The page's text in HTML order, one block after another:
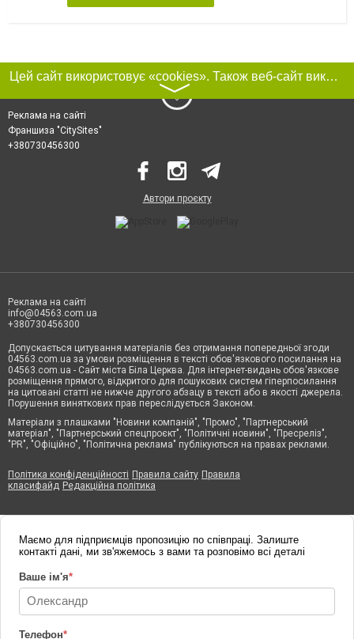
Цей сайт використовує «cookies». Також веб-сайт використовує інтернет-сервіс для збору технічних даних стосовно відвідувачів з метою отримання маркетингової та статистичної інформації. Умови обробки даних відвідувачів сайту див.
〉
Реклама на сайті
Франшиза "CitySites"
+380730456300
Автори проєкту
Реклама на сайті
info@04563.com.ua
+380730456300
Допускається цитування матеріалів без отримання попередньої згоди
04563.com.ua за умови розміщення в тексті обов'язкового посилання на
04563.com.ua - Сайт міста Біла Церква. Для інтернет-видань обов'язкове
розміщення прямого, відкритого для пошукових систем гіперпосилання
на цитовані статті не нижче другого абзацу в тексті або в якості джерела.
Порушення виняткових прав переслідується Законом.
Матеріали з плашками "Новини компаній", "Промо", "Партнерський
матеріал", "Партнерський спецпроєкт", "Політичні новини", "Пресреліз",
"PR", "Офіційно", "Політична реклама" публікуються на правах реклами.
Політика конфіденційності Правила сайту Правила
класифайд Редакційна політика
Маємо для підприємців пропозицію по співпраці. Залиште
контакті дані, ми зв'яжемось з вами та розповімо всі деталі
Ваше ім'я*
Телефон*